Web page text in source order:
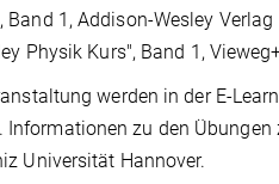
1, Addison-Wesley Verlag
Physik Kurs", Band 1,
werden in der E-
. Informationen zu den
Universität Hannover.